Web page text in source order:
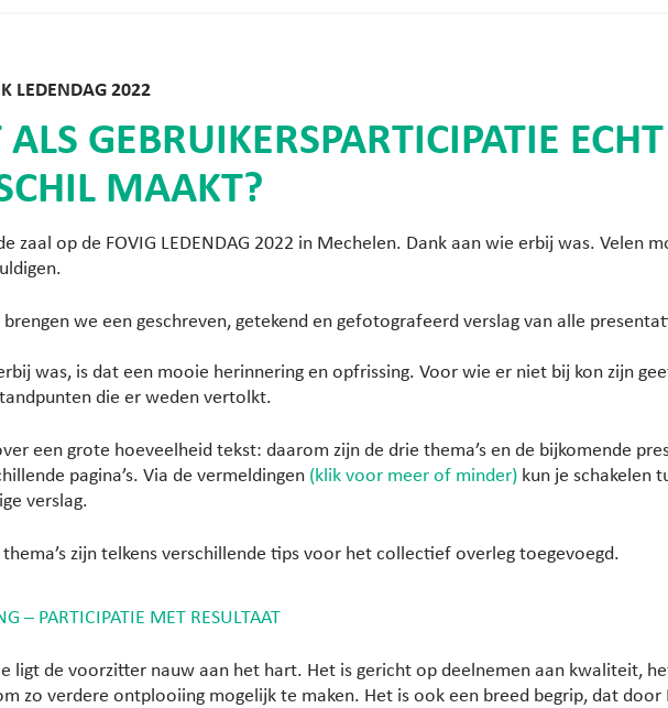
LEDENDAG 2022
GEBRUIKERSPARTICIPATIE
MAAKT?
zaal op de FOVIG LEDENDAG 2022 in Mechelen. Dank aan wie erbij was. Velen
we een geschreven, getekend en gefotografeerd verslag van alle
was, is dat een mooie herinnering en opfrissing. Voor wie er niet bij kon zijn
die er weden vertolkt.
een grote hoeveelheid tekst: daarom zijn de drie thema’s en de bijkomende
pagina’s. Via de vermeldingen (klik voor meer of minder) kun je schakelen
verslag.
zijn telkens verschillende tips voor het collectief overleg toegevoegd.
– PARTICIPATIE MET RESULTAAT
ligt de voorzitter nauw aan het hart. Het is gericht op deelnemen aan kwaliteit,
zo verdere ontplooiing mogelijk te maken. Het is ook een breed begrip, dat door